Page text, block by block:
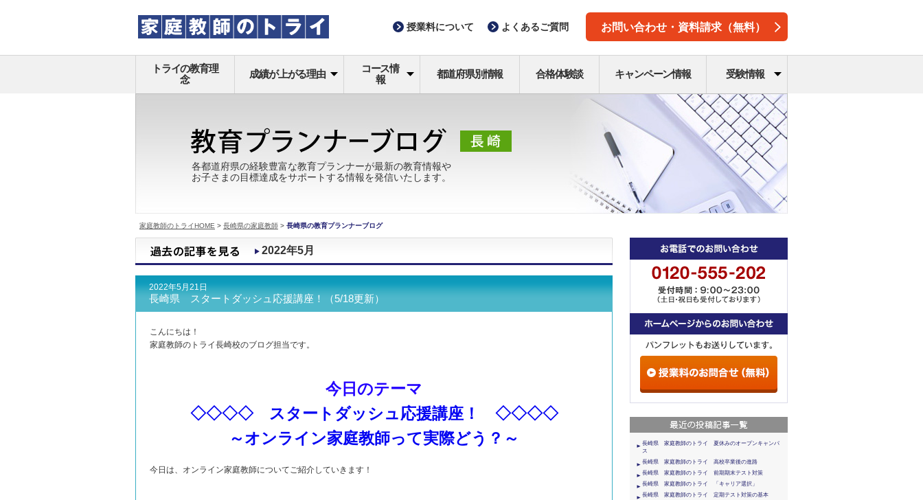
授業料について よくあるご質問 お問い合わせ・資料請求（無料）
トライの教育理
念
成績が上がる理由
コース情
報
都道府県別情報 合格体験談 キャンペーン情報 受験情報
各都道府県の経験豊富な教育プランナーが最新の教育情報や
お子さまの目標達成をサポートする情報を発信いたします。
家庭教師のトライHOME > 長崎県の家庭教師 > 長崎県の教育プランナーブログ
2022年5月
2022年5月21日
長崎県 スタートダッシュ応援講座！（5/18更新）
こんにちは！
家庭教師のトライ長崎校のブログ担当です。
今日のテーマ
◇◇◇◇ スタートダッシュ応援講座！ ◇◇◇◇
～オンライン家庭教師って実際どう？～
今日は、オンライン家庭教師についてご紹介していきます！
長崎県 家庭教師のトライ 夏休みのオープンキャンパ
ス
長崎県 家庭教師のトライ 高校卒業後の進路
長崎県 家庭教師のトライ 前期期末テスト対策
長崎県 家庭教師のトライ 「キャリア選択」
長崎県 家庭教師のトライ 定期テスト対策の基本